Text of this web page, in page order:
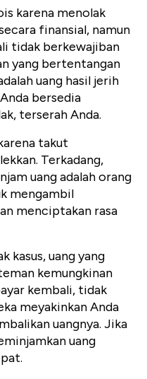
karena menolak
finansial, namun
tidak berkewajiban
yang bertentangan
uang hasil jerih
bersedia
terserah Anda.
takut
Terkadang,
uang adalah orang
mengambil
menciptakan rasa
kasus, uang yang
kemungkinan
kembali, tidak
meyakinkan Anda
uangnya. Jika
uang